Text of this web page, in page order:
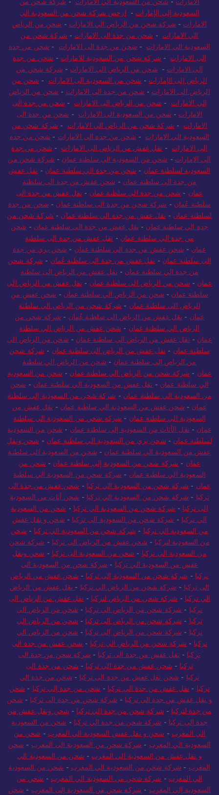
السعودية إلى الإمارات - ارخص شركة شحن من السعودية الى
الامارات - شركة شحن من الرياض الي الامارات - شحن من الرياض
الي الامارات - شحن من جدة الى الامارات - شركة شحن من
السعودية الى الامارات - شحن من جدة الى الامارات - شحن من جدة
الى الامارات - شركة شحن من السعودية للامارات - شحن من جدة
الى الامارات - شحن من الرياض الى الامارات - شركة شحن من
الرياض إلى الإمارات - شحن من السعودية الى الامارات - شحن من
الرياض الى الامارات - شحن من جدة الى الامارات - شحن من الرياض
الي الامارات - شحن من الرياض الى الامارات - شحن من جدة الى
الامارات - شحن من السعودية الى الامارات - شحن من جدة الى
الامارات - شركة شحن من الرياض الي الامارات - شركة شحن من
السعودية الي الامارات - شحن من جدة الى الامارات - شحن من جدة
الى الامارات - نقل عفش من الرياض الى الامارات - شحن من جدة
الى الامارات - شحن من السعودية الى سلطنة عمان - شركة شحن من
السعودية لسلطنة عمان - شحن من جدة الي سلطنة عمان - نقل عفش
من جدة الى سلطنة عمان - شحن عفش من جدة الى سلطنة
عمان - شحن من جدة الى سلطنة عمان - نقل عفش من جدة الى
سلطنة عُمان - شركة شحن من جدة الى سلطنة عمان - شحن من جدة
لسلطنة عمان - نقل عفش من جدة الي سلطنة عمان - شركة شحن من
جدة الي سلطنة عمان - نقل عفش من جدة الى سلطنة عمان - شحن
من جدة الي سلطنة عمان - نقل عفش من جدة الى سلطنة
عمان - شحن عفش من جدة الي سلطنة عمان - شحن بري من جدة
الى سلطنة عمان - نقل عفش من جدة الى سلطنة عُمان - شركة شحن
من جدة الي سلطنة عمان - نقل عفش من الرياض الى سلطنة
عمان - شحن من الرياض الى سلطنة عمان - نقل عفش من الرياض الى
سلطنة عمان - شحن من الرياض الي سلطنة عمان - شحن عفش من
الرياض الى سلطنة عمان - شركة شحن من الرياض الي سلطنة
عمان - نقل عفش من الرياض الى سلطنة عُمان - شركة شحن من
الرياض الي سلطنة عمان - شحن عفش من الرياض الي سلطنة
عمان - نقل عفش من الرياض الى سلطنة عمان - شحن من الرياض الى
سلطنة عمان - نقل عفش من الرياض الى سلطنة عمان - شركة شحن
من الرياض إلى سلطنة عمان - شحن من الرياض الي سلطنة
عمان - شركة شحن من الرياض الي سلطنة عمان - شحن من السعودية
الي سلطنة عمان - نقل عفش من السعودية الي سلطنة عمان - شحن
من السعودية الي سلطنة عمان - شركة شحن من السعودية إلى سلطنة
عمان - شحن عفش من السعودية الي سلطنة عمان - نقل عفش من
السعودية الي سلطنة عمان - شركة شحن من السعودية الي سلطنة
عمان - نقل الأثاث من السعودية إلى سلطنة عمان - شحن من السعودية
لسلطنة عمان - شحن بري من السعودية الي سلطنة عمان - شحن ونقل
عفش من السعودية الي سلطنة عمان - شحن من السعودية الى سلطنة
عمان - شركة شحن من السعودية إلى سلطنة عمان - شحن من
السعودية الي سلطنة عمان - شركة شحن من السعودية الي سلطنة
عمان - شركة شحن من السعودية الي تركيا - شحن عفش من جدة الى
تركيا - شركة شحن من السعودية الي تركيا - شحن أثاث من السعودية
الى تركيا - شركة شحن من السعودية الي تركيا - شحن من السعودية
الي تركيا - شركة شحن من السعودية الى تركيا - شحن و نقل عفش
من السعودية الي تركيا - شركة شحن من السعودية الي تركيا - شحن
من السعودية لتركيا - شحن عفش من الرياض الى تركيا - شركة شحن
من السعودية الي تركيا - شحن من السعودية الى تركيا - شحن ونقل
عفش من السعودية الي تركيا - شركة شحن من السعودية الى
تركيا - شركة شحن من السعودية إلى تركيا - شحن عفش من الرياض
الى تركيا - شركة شحن من الرياض الي تركيا - نقل عفش من الرياض
الي تركيا - شركة شحن من الرياض لتركيا - نقل عفش من الرياض الى
تركيا - شركة شحن من الرياض الى تركيا - شحن من الرياض الى
تركيا - شركة شحن من الرياض الى تركيا - شحن من الرياض الي
تركيا - شركة شحن من الرياض إلى تركيا - شحن من الرياض الي
تركيا - شركة شحن من الرياض الي تركيا - شحن عفش من جدة الى
تركيا - نقل عفش من جدة الى تركيا - شركة شحن من جدة الى
تركيا - شحن عفش من جدة الي تركيا - شحن من جدة الى
تركيا - شحن نقل عفش من جدة الى تركيا - شحن من جدة الي
تركيا - نقل عفش من جدة الى تركيا - شحن من جدة إلى تركيا - شحن
و نقل عفش من جدة الى تركيا - شركة شحن من جدة الى تركيا - شحن
من جدة لتركيا - شركة شحن من جدة الي تركيا - شحن ونقل عفش من
جدة إلى تركيا - شركة شحن من جدة الي تركيا - شحن من السعودية
الي المغرب - شحن و نقل عفش السعودية الي المغرب - شحن من
السعودية الي المغرب - شركة شحن من السعودية الى المغرب - شحن
و نقل عفش من السعودية الي المغرب - شحن من السعودية الي
المغرب - شركة شحن من السعودية الي المغرب - شحن من السعودية
الي المغرب - شركة شحن من السعودية الي المغرب - شحن من
السعودية إلى المغرب - شركة شحن من السعودية إلى المغرب - شحن